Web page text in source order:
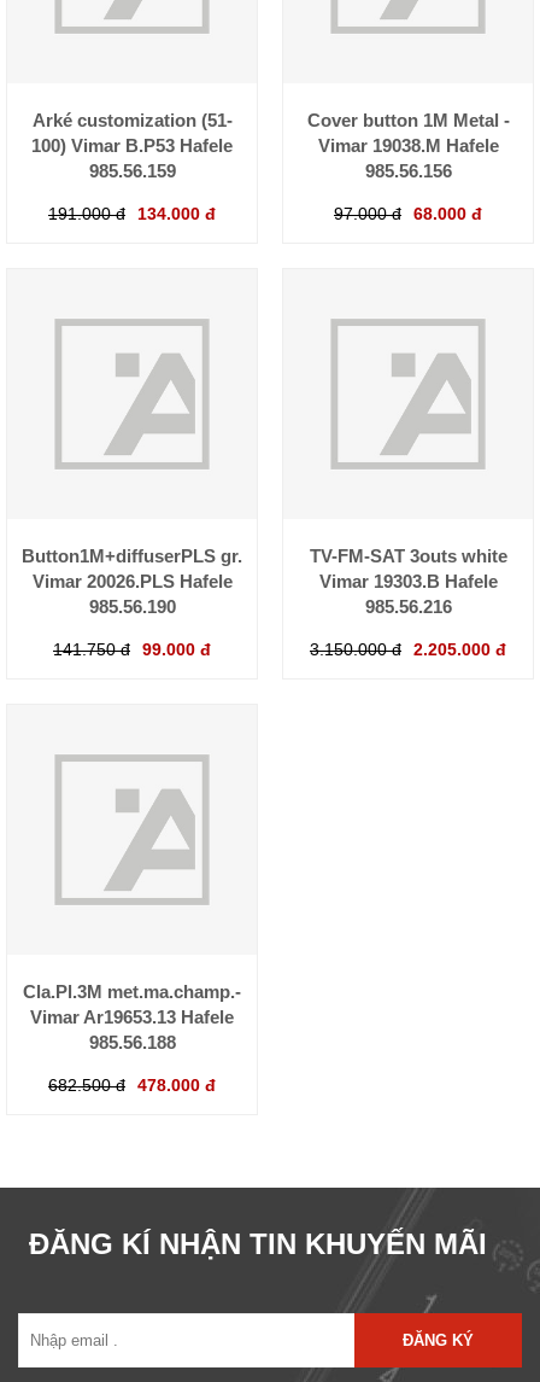
Arké customization (51-
100) Vimar B.P53 Hafele
985.56.159
191.000 đ 134.000 đ
Cover button 1M Metal -
Vimar 19038.M Hafele
985.56.156
97.000 đ 68.000 đ
Button1M+diffuserPLS gr.
Vimar 20026.PLS Hafele
985.56.190
141.750 đ 99.000 đ
TV-FM-SAT 3outs white
Vimar 19303.B Hafele
985.56.216
3.150.000 đ 2.205.000 đ
Cla.Pl.3M met.ma.champ.-
Vimar Ar19653.13 Hafele
985.56.188
682.500 đ 478.000 đ
ĐĂNG KÍ NHẬN TIN KHUYẾN MÃI
ĐĂNG KÝ